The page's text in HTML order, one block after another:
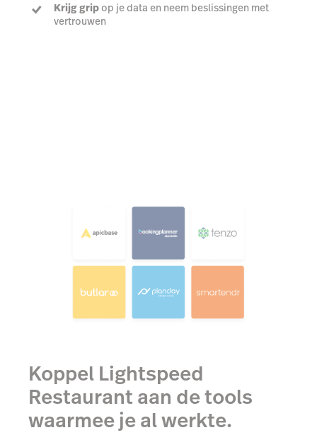
Krijg gripop je data en neem beslissingen met
vertrouwen
Koppel Lightspeed
Restaurant aan de tools
waarmee je al werkte.